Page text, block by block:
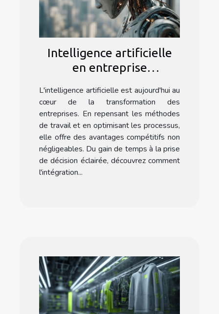
Intelligence artificielle
en entreprise
processus et avantages
compétitifs
L'intelligence artificielle est aujourd'hui au
cœur de la transformation des
entreprises. En repensant les méthodes
de travail et en optimisant les processus,
elle offre des avantages compétitifs non
négligeables. Du gain de temps à la prise
de décision éclairée, découvrez comment
l'intégration...